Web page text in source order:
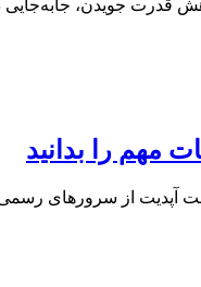
قدرت جویدن،